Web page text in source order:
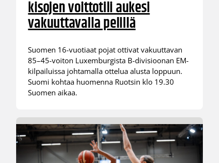
kisojen voittotili aukesi
vakuuttavalla pelillä
Suomen 16-vuotiaat pojat ottivat vakuuttavan
85–45-voiton Luxemburgista B-divisioonan EM-
kilpailuissa johtamalla ottelua alusta loppuun.
Suomi kohtaa huomenna Ruotsin klo 19.30
Suomen aikaa.